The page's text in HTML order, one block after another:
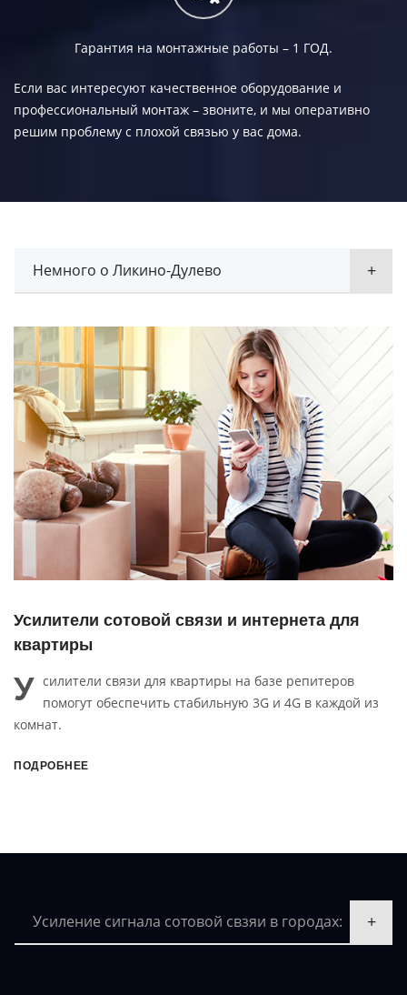
Гарантия на монтажные работы – 1 ГОД.
Если вас интересуют качественное оборудование и
профессиональный монтаж – звоните, и мы оперативно
решим проблему с плохой связью у вас дома.
Немного о Ликино-Дулево
Усилители сотовой связи и интернета для
квартиры
У силители связи для квартиры на базе репитеров
помогут обеспечить стабильную 3G и 4G в каждой из
комнат.
ПОДРОБНЕЕ
Усиление сигнала сотовой свзяи в городах: